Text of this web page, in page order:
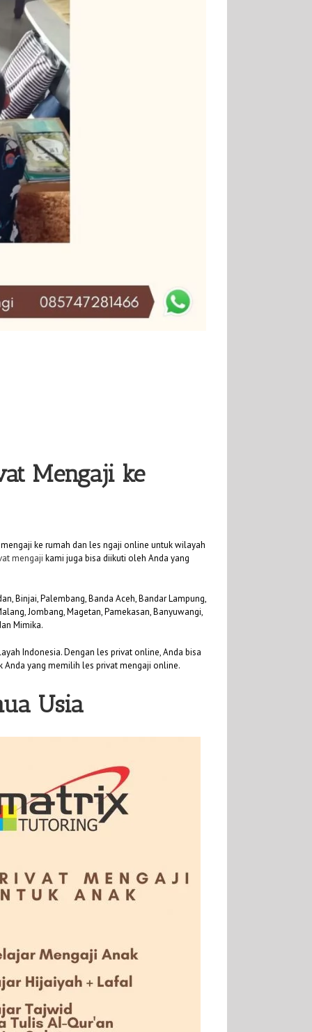
Mengaji ke
ke rumah dan les ngaji online untuk wilayah
mengaji kami juga bisa diikuti oleh Anda yang
Binjai, Palembang, Banda Aceh, Bandar Lampung,
Jombang, Magetan, Pamekasan, Banyuwangi,
Mimika.
Indonesia. Dengan les privat online, Anda bisa
Anda yang memilih les privat mengaji online.
Usia